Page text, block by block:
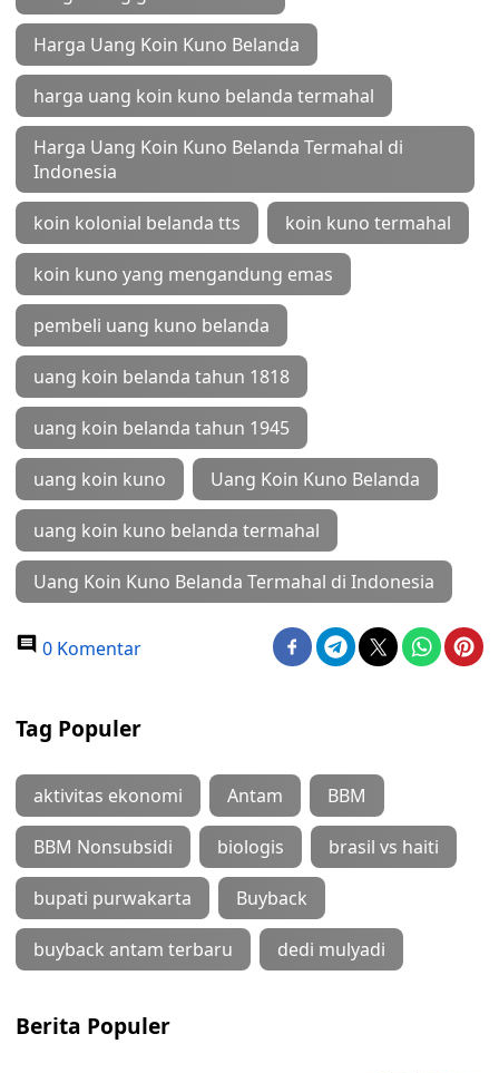
Harga Uang Koin Kuno Belanda
harga uang koin kuno belanda termahal
Harga Uang Koin Kuno Belanda Termahal di
Indonesia
koin kolonial belanda tts koin kuno termahal
koin kuno yang mengandung emas
pembeli uang kuno belanda
uang koin belanda tahun 1818
uang koin belanda tahun 1945
uang koin kuno Uang Koin Kuno Belanda
uang koin kuno belanda termahal
Uang Koin Kuno Belanda Termahal di Indonesia
0 Komentar
Tag Populer
aktivitas ekonomi Antam BBM
BBM Nonsubsidi biologis brasil vs haiti
bupati purwakarta Buyback
buyback antam terbaru dedi mulyadi
Berita Populer